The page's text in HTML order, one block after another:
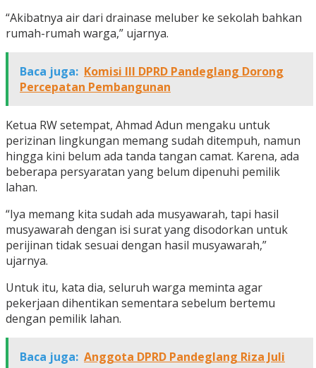
“Akibatnya air dari drainase meluber ke sekolah bahkan
rumah-rumah warga,” ujarnya.
Baca juga: Komisi III DPRD Pandeglang Dorong
Percepatan Pembangunan
Ketua RW setempat, Ahmad Adun mengaku untuk
perizinan lingkungan memang sudah ditempuh, namun
hingga kini belum ada tanda tangan camat. Karena, ada
beberapa persyaratan yang belum dipenuhi pemilik
lahan.
“Iya memang kita sudah ada musyawarah, tapi hasil
musyawarah dengan isi surat yang disodorkan untuk
perijinan tidak sesuai dengan hasil musyawarah,”
ujarnya.
Untuk itu, kata dia, seluruh warga meminta agar
pekerjaan dihentikan sementara sebelum bertemu
dengan pemilik lahan.
Baca juga: Anggota DPRD Pandeglang Riza Juli